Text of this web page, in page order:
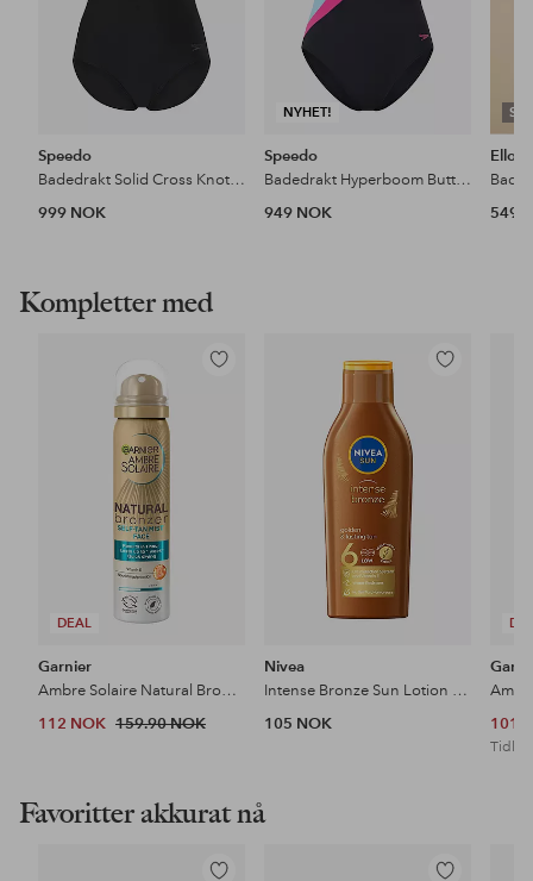
Speedo
Badedrakt Solid Cross Knot Swimsuit
999 NOK
NYHET!
Speedo
Badedrakt Hyperboom Butterfly Back Swimsuit
949 NOK
Ellos
549
Kompletter med
DEAL
Legg
Garnier
Ambre Solaire Natural Bronzer Self Tan Mist Face 75 ml
112 NOK 159.90 NOK
Legg
Nivea
Intense Bronze Sun Lotion SPF6
105 NOK
101
Tidl.
Favoritter akkurat nå